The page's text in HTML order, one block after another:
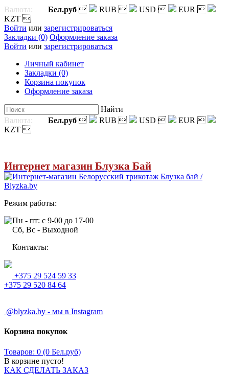
Валюта: Бел.руб  RUB  USD  EUR 
KZT 
Войти или зарегистрироваться
Закладки (0) Оформление заказа
Войти или зарегистрироваться
Личный кабинет
Закладки (0)
Корзина покупок
Оформление заказа
Найти
Валюта:
Бел.руб  RUB  USD  EUR 
KZT 
Интернет магазин Блузка Бай
Режим работы:
Пн - пт: с 9-00 до 17-00
Сб, Вс - Выходной
Контакты:
+375 29 524 59 33
+375 29 520 84 64
@blyzka.by - мы в Instagram
Корзина покупок
Товаров: 0 (0 Бел.руб)
В корзине пусто!
КАК СДЕЛАТЬ ЗАКАЗ